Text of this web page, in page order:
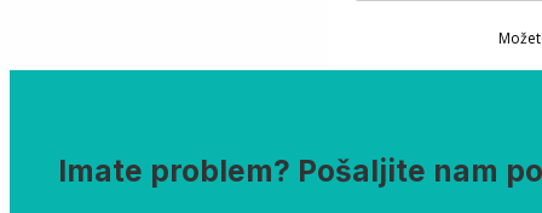
Imate problem? Pošaljite nam